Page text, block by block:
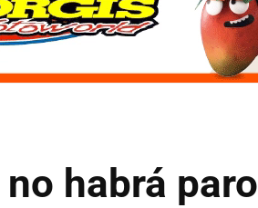
habrá paro